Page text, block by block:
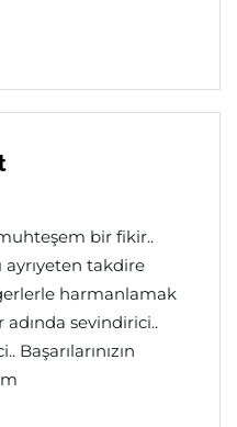
bir fikir..
ayrıyeten takdire
harmanlamak
sevindirici..
Başarılarınızın